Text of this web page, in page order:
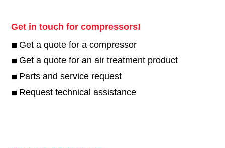
Get in touch for compressors!
Get a quote for a compressor
Get a quote for an air treatment product
Parts and service request
Request technical assistance